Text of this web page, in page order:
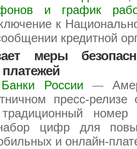
и график
к
кредитной
меры
Банки России —
пресс-релизе
цифр для
и онлайн-